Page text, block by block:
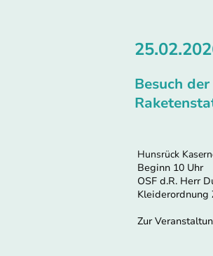
Besuch der
Hunsrück
Beginn 10 Uhr
OSF d.R. Herr
Kleiderordnung
Zur